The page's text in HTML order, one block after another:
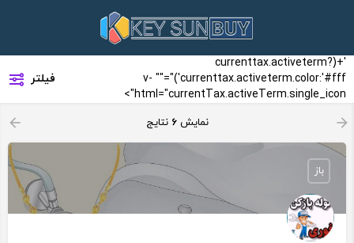
'+(currenttax.activeterm?
currenttax.activeterm.color:'#fff')"="" v-
html="currentTax.activeTerm.single_icon">
بازفیلتر
نمایش6 نتایج
باز